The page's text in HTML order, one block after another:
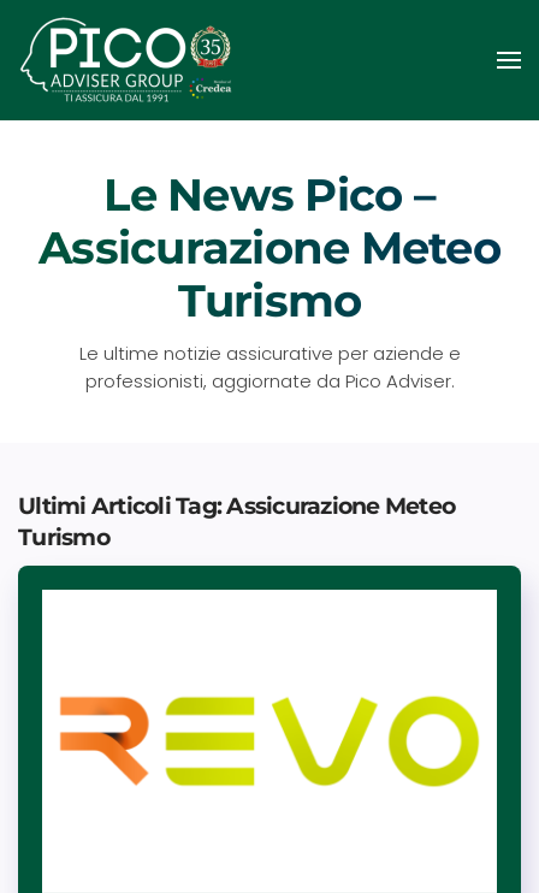
Passa
al
contenuto
Le News Pico –
Assicurazione Meteo
Turismo
Le ultime notizie assicurative per aziende e
professionisti, aggiornate da Pico Adviser.
Ultimi Articoli Tag: Assicurazione Meteo
Turismo